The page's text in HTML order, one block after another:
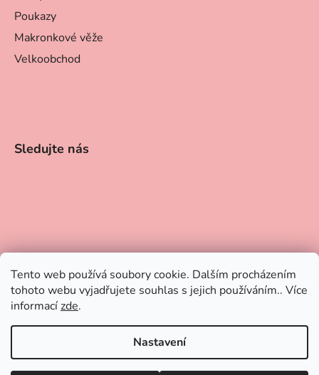
Tento web používá soubory cookie. Dalším procházením
tohoto webu vyjadřujete souhlas s jejich používáním.. Více
informacízde.
Nastavení
📢 Dovolená 21.–31. 7. Objednávky můžete vytvářet i během
Poukazy
Makronkové věže
Velkoobchod
Sledujte nás